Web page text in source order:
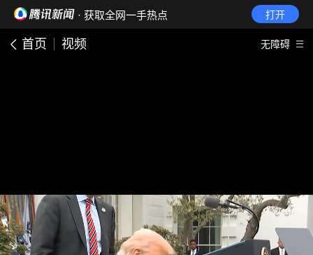
· 获取全网一手热点 打开
首页 视频 无障碍